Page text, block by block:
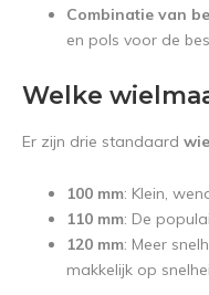
Combinatie van
en pols voor de
Welke
Er zijn drie standaard
100 mm: Klein,
110 mm: De
120 mm: Meer
makkelijk op